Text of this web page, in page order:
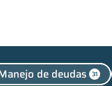
de deudas 31